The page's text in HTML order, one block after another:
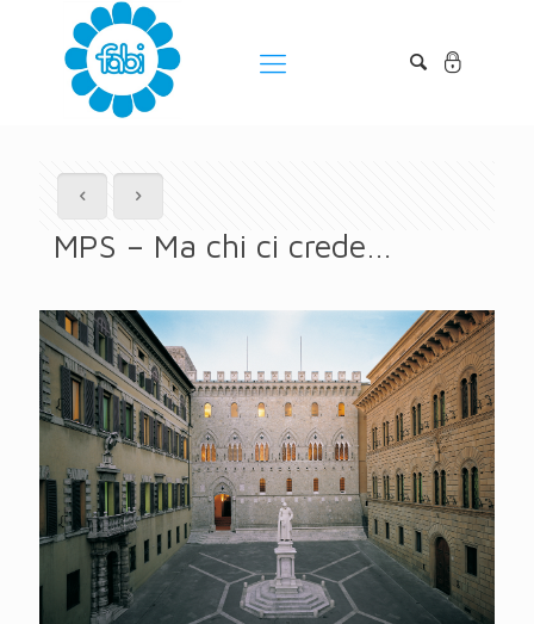
MPS – Ma chi ci crede…